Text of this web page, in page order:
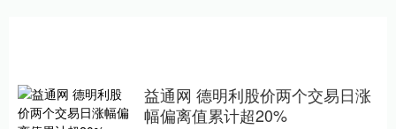
益通网 德明利股价两个交易日涨
幅偏离值累计超20%